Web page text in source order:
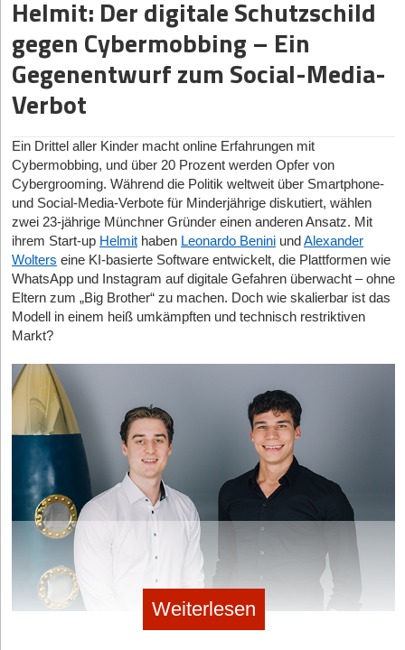
sponsored | Online-Handel
Regulierte Produkte online verkaufen: Was Gründer
zu REACH, Produktsicherheit & Compliance wissen
müssen
SPEIKI: das Spucktuch zum Anziehen
no subtitle|Selbstständig machen
Selbstständig machen als Foodtrucker
no subtitle|Geschäftsideen Mobilität, Auto, Verkehr
Digitaler Vorreiter: Wie Bootsschule1 die Sportboot-
Ausbildung umkrempelt
Helmit: Der digitale Schutzschild
gegen Cybermobbing – Ein
Gegenentwurf zum Social-Media-
Verbot
Ein Drittel aller Kinder macht online Erfahrungen mit
Cybermobbing, und über 20 Prozent werden Opfer von
Cybergrooming. Während die Politik weltweit über Smartphone-
und Social-Media-Verbote für Minderjährige diskutiert, wählen
zwei 23-jährige Münchner Gründer einen anderen Ansatz. Mit
ihrem Start-up Helmit haben Leonardo Benini und Alexander
Wolters eine KI-basierte Software entwickelt, die Plattformen wie
WhatsApp und Instagram auf digitale Gefahren überwacht – ohne
Eltern zum „Big Brother“ zu machen. Doch wie skalierbar ist das
Modell in einem heiß umkämpften und technisch restriktiven
Markt?
Helmit-Gründer Leonardo Benini und Alexander Wolters © Helmit
Weiterlesen